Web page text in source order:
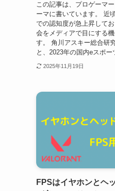
この記事は、プロゲーマ
ーマに書いています。 近
での認知度が急上昇して
会をメディアで目にする
す。 角川アスキー総合研
と、2023年の国内eスポー
2025年11月19日
FPSはイヤホンとヘ